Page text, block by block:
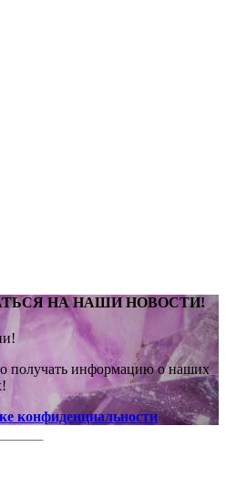
НА НАШИ НОВОСТИ!
получать информацию о наших
конфиденциальности